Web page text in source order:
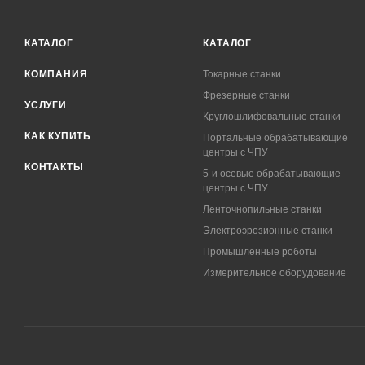
КАТАЛОГ
КОМПАНИЯ
УСЛУГИ
КАК КУПИТЬ
КОНТАКТЫ
КАТАЛОГ
Токарные станки
Фрезерные станки
Круглошлифовальные станки
Портальные обрабатывающие
центры с ЧПУ
5-и осевые обрабатывающие
центры с ЧПУ
Ленточнопильные станки
Электроэрозионные станки
Промышленные роботы
Измерительное оборудование